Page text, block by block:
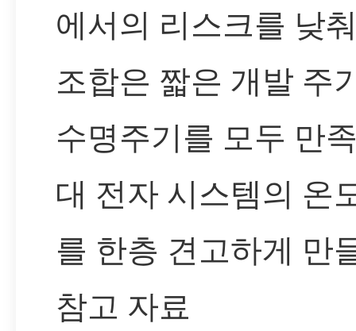
에서의 리스크를 낮
조합은 짧은 개발 주
수명주기를 모두 만
대 전자 시스템의 온
를 한층 견고하게 만
참고 자료